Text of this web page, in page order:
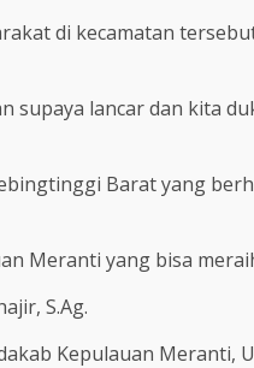
di kecamatan
supaya lancar dan kita
Barat yang
Meranti yang bisa
S.Ag.
Kepulauan